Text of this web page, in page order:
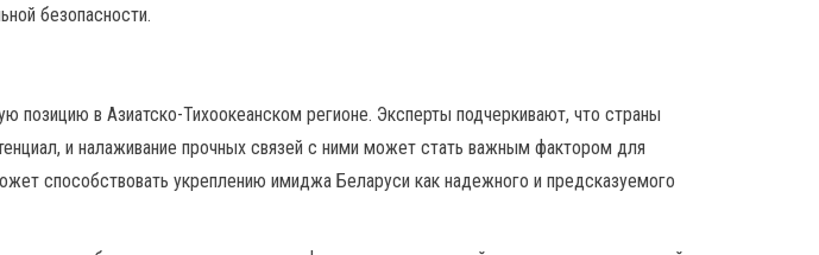
безопасности.
позицию в Азиатско-Тихоокеанском регионе. Эксперты подчеркивают, что страны
и налаживание прочных связей с ними может стать важным фактором для
способствовать укреплению имиджа Беларуси как надежного и предсказуемого